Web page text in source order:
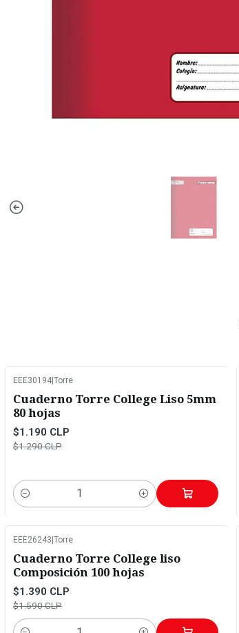
EEE30194|Torre
Cuaderno Torre College Liso 5mm
80 hojas
$1.190 CLP
$1.290 CLP
Cantidad
EEE26243|Torre
Cuaderno Torre College liso
Composición 100 hojas
$1.390 CLP
$1.590 CLP